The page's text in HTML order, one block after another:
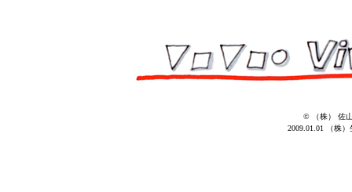
© （株） 佐
2009.01.01 （株